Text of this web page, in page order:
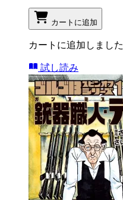
カートに追加
カートに追加しました
試し読み